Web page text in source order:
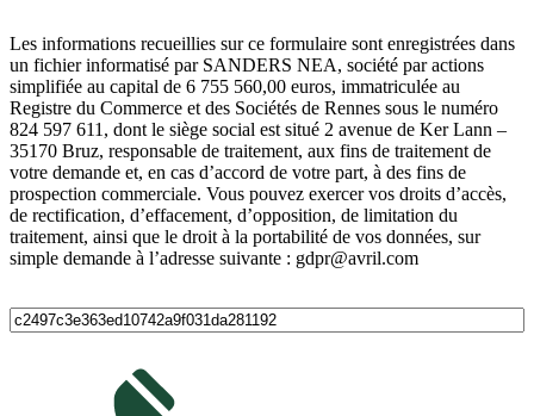
Les informations recueillies sur ce formulaire sont enregistrées dans
un fichier informatisé par SANDERS NEA, société par actions
simplifiée au capital de 6 755 560,00 euros, immatriculée au
Registre du Commerce et des Sociétés de Rennes sous le numéro
824 597 611, dont le siège social est situé 2 avenue de Ker Lann –
35170 Bruz, responsable de traitement, aux fins de traitement de
votre demande et, en cas d’accord de votre part, à des fins de
prospection commerciale. Vous pouvez exercer vos droits d’accès,
de rectification, d’effacement, d’opposition, de limitation du
traitement, ainsi que le droit à la portabilité de vos données, sur
simple demande à l’adresse suivante : gdpr@avril.com